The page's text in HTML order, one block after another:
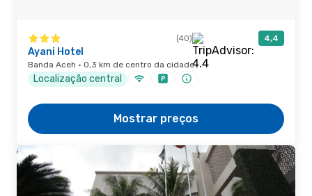
(40) 4,4
Ayani Hotel
Banda Aceh · 0,3 km de centro da cidade
Localização central
Mostrar preços